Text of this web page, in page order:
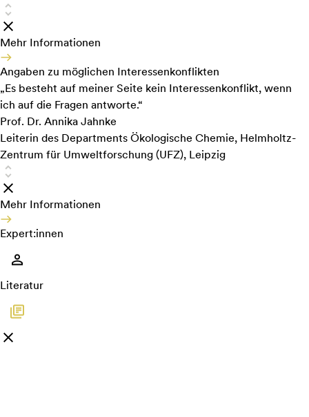
Mehr Informationen
Angaben zu möglichen Interessenkonflikten
„Es besteht auf meiner Seite kein Interessenkonflikt, wenn
ich auf die Fragen antworte.“
Prof. Dr. Annika Jahnke
Leiterin des Departments Ökologische Chemie, Helmholtz-
Zentrum für Umweltforschung (UFZ), Leipzig
Mehr Informationen
Expert:innen
Literatur